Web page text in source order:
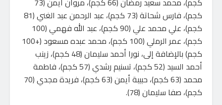
كجم)، فارس شحاتة (73 كجم)، عبد الرحمن عبد الغني (81
كجم)، علي محمد علي (90 كجم)، عبد الله فهمي (100
كجم)، عمر الرملي (100 كجم)، محمد عبده مسعود (+100
كجم) بالإضافة إلى، نورا أحمد سليمان (48 كجم)، زينب
أحمد السيد (52 كجم)، تسنيم رشدي (57 كجم)، فاطمة
محمد (63 كجم)، حبيبة أيمن (63 كجم)، فريدة مجدي (70
كجم)، صفا سليمان (78).